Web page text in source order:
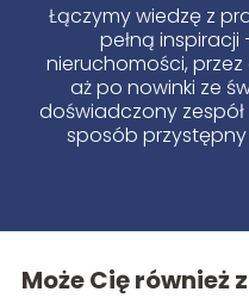
Łączymy wiedzę z
pełną
nieruchomości,
aż po nowinki ze
doświadczony
sposób
Może Cię również